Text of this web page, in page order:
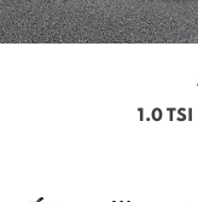
1.0 TSI